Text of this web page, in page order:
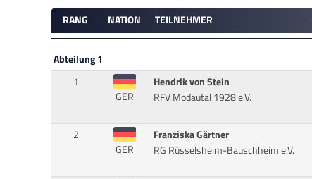
RANG NATION TEILNEHMER
Abteilung 1
1
GER
Hendrik von Stein
RFV Modautal 1928 e.V.
2
GER
Franziska Gärtner
RG Rüsselsheim-Bauschheim e.V.